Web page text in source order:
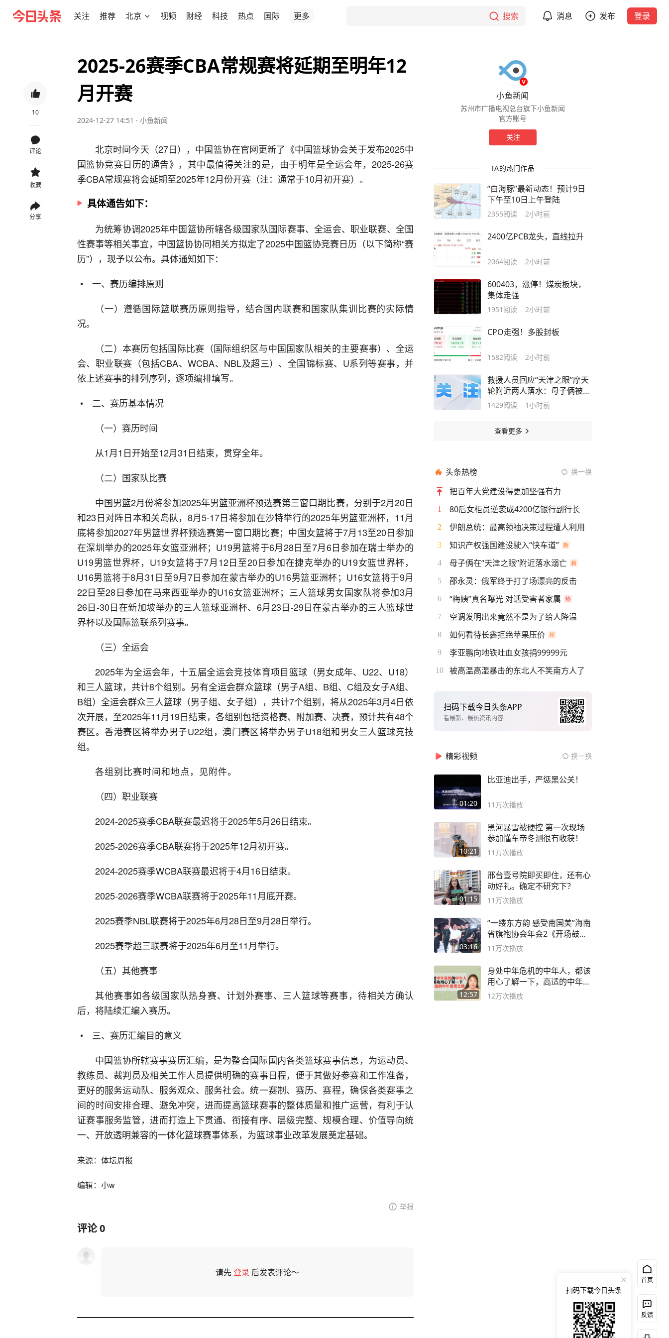
关注 推荐 北京 视频 财经 科技 热点 国际 更多 搜索 消息 发布 登录
10
评论
收藏
分享
2025-26赛季CBA常规赛将延期至明年12
月开赛
2024-12-27 14:51 · 小鱼新闻
北京时间今天（27日），中国篮协在官网更新了《中国篮球协会关于发布2025中
国篮协竞赛日历的通告》，其中最值得关注的是，由于明年是全运会年，2025-26赛
季CBA常规赛将会延期至2025年12月份开赛（注：通常于10月初开赛）。
具体通告如下：
为统筹协调2025年中国篮协所辖各级国家队国际赛事、全运会、职业联赛、全国
性赛事等相关事宜，中国篮协协同相关方拟定了2025中国篮协竞赛日历（以下简称“赛
历”），现予以公布。具体通知如下：
一、赛历编排原则
（一）遵循国际篮联赛历原则指导，结合国内联赛和国家队集训比赛的实际情
况。
（二）本赛历包括国际比赛（国际组织区与中国国家队相关的主要赛事）、全运
会、职业联赛（包括CBA、WCBA、NBL及超三）、全国锦标赛、U系列等赛事，并
依上述赛事的排列序列，逐项编排填写。
二、赛历基本情况
（一）赛历时间
从1月1日开始至12月31日结束，贯穿全年。
（二）国家队比赛
中国男篮2月份将参加2025年男篮亚洲杯预选赛第三窗口期比赛，分别于2月20日
和23日对阵日本和关岛队，8月5-17日将参加在沙特举行的2025年男篮亚洲杯，11月
底将参加2027年男篮世界杯预选赛第一窗口期比赛；中国女篮将于7月13至20日参加
在深圳举办的2025年女篮亚洲杯；U19男篮将于6月28日至7月6日参加在瑞士举办的
U19男篮世界杯，U19女篮将于7月12日至20日参加在捷克举办的U19女篮世界杯，
U16男篮将于8月31日至9月7日参加在蒙古举办的U16男篮亚洲杯；U16女篮将于9月
22日至28日参加在马来西亚举办的U16女篮亚洲杯；三人篮球男女国家队将参加3月
26日-30日在新加坡举办的三人篮球亚洲杯、6月23日-29日在蒙古举办的三人篮球世
界杯以及国际篮联系列赛事。
（三）全运会
2025年为全运会年，十五届全运会竞技体育项目篮球（男女成年、U22、U18）
和三人篮球，共计8个组别。另有全运会群众篮球（男子A组、B组、C组及女子A组、
B组）全运会群众三人篮球（男子组、女子组），共计7个组别，将从2025年3月4日依
次开展，至2025年11月19日结束，各组别包括资格赛、附加赛、决赛，预计共有48个
赛区。香港赛区将举办男子U22组，澳门赛区将举办男子U18组和男女三人篮球竞技
组。
各组别比赛时间和地点，见附件。
（四）职业联赛
2024-2025赛季CBA联赛最迟将于2025年5月26日结束。
2025-2026赛季CBA联赛将于2025年12月初开赛。
2024-2025赛季WCBA联赛最迟将于4月16日结束。
2025-2026赛季WCBA联赛将于2025年11月底开赛。
2025赛季NBL联赛将于2025年6月28日至9月28日举行。
2025赛季超三联赛将于2025年6月至11月举行。
（五）其他赛事
其他赛事如各级国家队热身赛、计划外赛事、三人篮球等赛事，待相关方确认
后，将陆续汇编入赛历。
三、赛历汇编目的意义
中国篮协所辖赛事赛历汇编，是为整合国际国内各类篮球赛事信息，为运动员、
教练员、裁判员及相关工作人员提供明确的赛事日程，便于其做好参赛和工作准备，
更好的服务运动队、服务观众、服务社会。统一赛制、赛历、赛程，确保各类赛事之
间的时间安排合理、避免冲突，进而提高篮球赛事的整体质量和推广运营，有利于认
证赛事服务监管，进而打造上下贯通、衔接有序、层级完整、规模合理、价值导向统
一、开放透明兼容的一体化篮球赛事体系，为篮球事业改革发展奠定基础。
来源：体坛周报
编辑：小w
举报
评论0
请先登录 后发表评论～
小鱼新闻
苏州市广播电视总台旗下小鱼新闻
官方账号
关注
TA的热门作品
“白海豚”最新动态！预计9日
下午至10日上午登陆
2355阅读 2小时前
2400亿PCB龙头，直线拉升
2064阅读 2小时前
600403，涨停！煤炭板块，
集体走强
1951 阅读 2小时前
CPO走强！多股封板
1582阅读 2小时前
救援人员回应“天津之眼”摩天
轮附近两人落水：母子俩被先
后打捞上岸，送上120急救
1429阅读 1小时前
查看更多
头条热榜 换一换
把百年大党建设得更加坚强有力
1 80后女柜员逆袭成4200亿银行副行长
2 伊朗总统：最高领袖决策过程遭人利用
3 知识产权强国建设驶入“快车道”
4 母子俩在“天津之眼”附近落水溺亡
5 邵永灵：俄军终于打了场漂亮的反击
6 “梅姨”真名曝光 对话受害者家属
7 空调发明出来竟然不是为了给人降温
8 如何看待长鑫拒绝苹果压价
9 李亚鹏向地铁吐血女孩捐99999元
10 被高温高湿暴击的东北人不笑南方人了
扫码下载今日头条APP
看最新、最热资讯内容
精彩视频 换一换
01:20
比亚迪出手，严惩黑公关！
11万次播放
10:21
黑河暴雪被硬控 第一次现场
参加懂车帝冬测很有收获！
11万次播放
01:15
邢台壹号院即买即住，还有心
动好礼。确定不研究下？
11万次播放
03:16
“一缕东方韵 感受南国美”海南
省旗袍协会年会2《开场鼓》
二团
11万次播放
12:57
身处中年危机的中年人，都该
用心了解一下，高适的中年逆
袭之路
12万次播放
首页
反馈
扫码下载今日头条